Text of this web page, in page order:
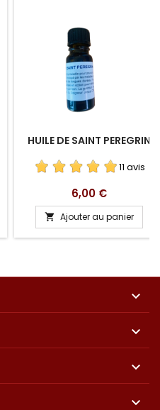
HUILE DE SAINT PEREGRIN
11 avis
Prix
6,00 €
 Ajouter au panier



